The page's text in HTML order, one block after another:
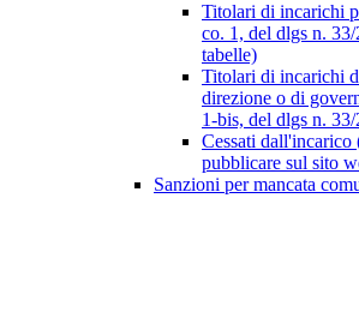
Titolari di incarichi
co. 1, del dlgs n.
tabelle)
Titolari di incarichi
direzione o di
1-bis, del dlgs n.
Cessati dall'incarico
pubblicare sul sito
Sanzioni per mancata